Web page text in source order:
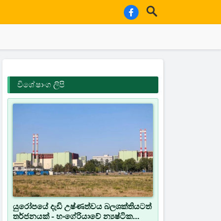
විශේෂාංග ලිපි
යුරෝපයේ දැඩි උෂ්ණත්වය බලශක්තියටත්
තර්ජනයක් - හංගේරියාවේ න්‍යෂ්ටික